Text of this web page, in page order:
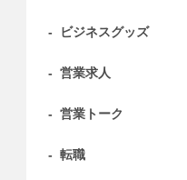
- ビジネスグッズ
- 営業求人
- 営業トーク
- 転職